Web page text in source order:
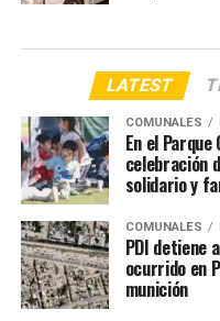
LATEST
COMUNALES
En el
celebración
solidario y
COMUNALES
PDI detiene
ocurrido en
munición